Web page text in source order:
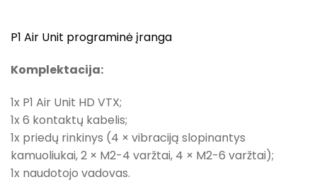
P1 Air Unit programinė įranga
Komplektacija:
1x P1 Air Unit HD VTX;
1x 6 kontaktų kabelis;
1x priedų rinkinys (4 × vibraciją slopinantys
kamuoliukai, 2 × M2-4 varžtai, 4 × M2-6 varžtai);
1x naudotojo vadovas.